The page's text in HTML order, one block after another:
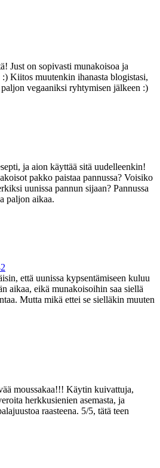
Just on sopivasti munakoisoa ja
:) Kiitos muutenkin ihanasta blogistasi,
vegaaniksi ryhtymisen jälkeen :)
ja aion käyttää sitä uudelleenkin!
pakko paistaa pannussa? Voisiko
uunissa pannun sijaan? Pannussa
paljon aikaa.
että uunissa kypsentämiseen kuluu
aikaa, eikä munakoisoihin saa siellä
Mutta mikä ettei se sielläkin muuten
moussakaa!!! Käytin kuivattuja,
herkkusienien asemasta, ja
raasteena. 5/5, tätä teen